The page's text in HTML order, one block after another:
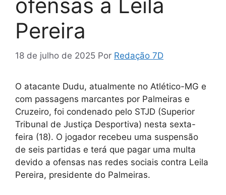
ofensas à Leila
Pereira
18 de julho de 2025 Por Redação 7D
O atacante Dudu, atualmente no Atlético-MG e
com passagens marcantes por Palmeiras e
Cruzeiro, foi condenado pelo STJD (Superior
Tribunal de Justiça Desportiva) nesta sexta-
feira (18). O jogador recebeu uma suspensão
de seis partidas e terá que pagar uma multa
devido a ofensas nas redes sociais contra Leila
Pereira, presidente do Palmeiras.